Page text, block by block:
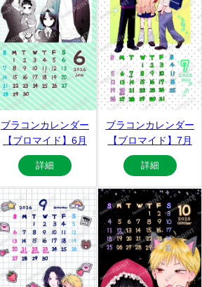
ブラコンカレンダー
【ブロマイド】6月
詳細
ブラコンカレンダー
【ブロマイド】7月
詳細